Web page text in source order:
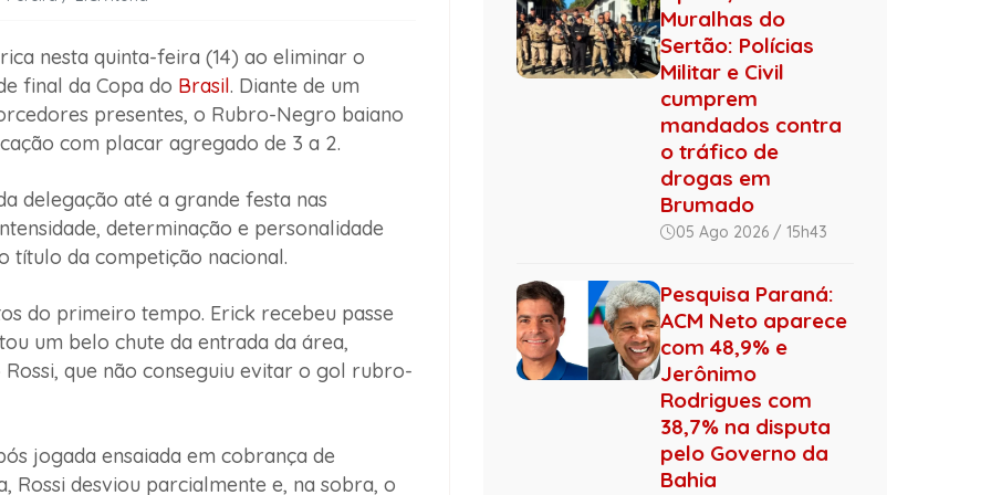
nesta quinta-feira (14) ao eliminar o
final da Copa do Brasil. Diante de um
presentes, o Rubro-Negro baiano
com placar agregado de 3 a 2.
delegação até a grande festa nas
determinação e personalidade
título da competição nacional.
do primeiro tempo. Erick recebeu passe
um belo chute da entrada da área,
que não conseguiu evitar o gol rubro-
jogada ensaiada em cobrança de
Rossi desviou parcialmente e, na sobra, o
Muralhas do
Sertão: Polícias
Militar e Civil
cumprem
mandados contra
o tráfico de
drogas em
Brumado
05 Ago 2026 / 15h43
Pesquisa Paraná:
ACM Neto aparece
com 48,9% e
Jerônimo
Rodrigues com
38,7% na disputa
pelo Governo da
Bahia